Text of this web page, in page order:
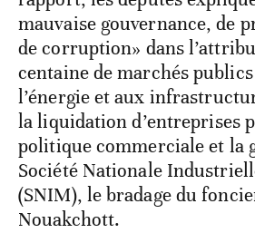
mauvaise gouvernance, de
de corruption» dans
centaine de marchés
l’énergie et aux
la liquidation d’entreprises
politique commerciale et la
Société Nationale
(SNIM), le bradage du
Nouakchott.